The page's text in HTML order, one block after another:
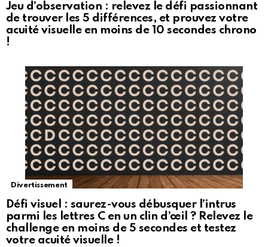
Jeu d’observation : relevez le défi passionnant
de trouver les 5 différences, et prouvez votre
acuité visuelle en moins de 10 secondes chrono
!
Divertissement
Défi visuel : saurez-vous débusquer l’intrus
parmi les lettres C en un clin d’œil ? Relevez le
challenge en moins de 5 secondes et testez
votre acuité visuelle !